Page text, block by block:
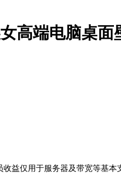
高端电脑桌面
益仅用于服务器及带宽等基